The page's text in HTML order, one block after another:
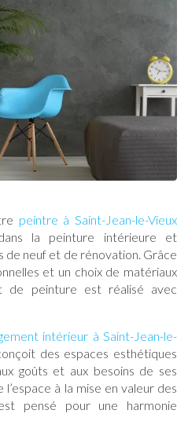
peintre à Saint-Jean-le-Vieux
la peinture intérieure et
neuf et de rénovation. Grâce
et un choix de matériaux
de peinture est réalisé avec
intérieur à Saint-Jean-le-
des espaces esthétiques
goûts et aux besoins de ses
à la mise en valeur des
pensé pour une harmonie